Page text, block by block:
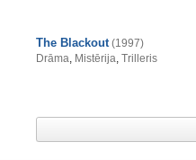
The Blackout (1997)
Drāma, Mistērija, Trilleris